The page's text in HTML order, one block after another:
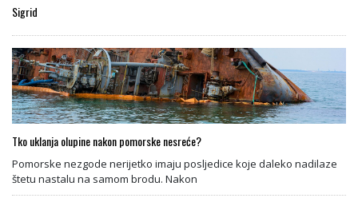
Sigrid
Tko uklanja olupine nakon pomorske nesreće?
Pomorske nezgode nerijetko imaju posljedice koje daleko nadilaze
štetu nastalu na samom brodu. Nakon